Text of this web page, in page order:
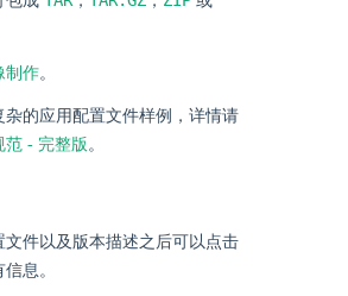
制作。
的应用配置文件样例，详情请
范 - 完整版 。
件以及版本描述之后可以点击
息。